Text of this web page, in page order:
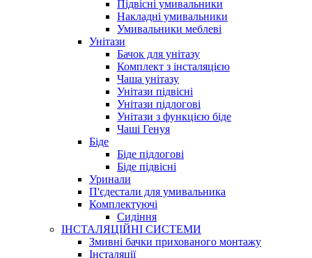
Підвісні умивальники
Накладні умивальники
Умивальники меблеві
Унітази
Бачок для унітазу
Комплект з інсталяцією
Чаша унітазу
Унітази підвісні
Унітази підлогові
Унітази з функцією біде
Чаші Генуя
Біде
Біде підлогові
Біде підвісні
Уринали
П'єдестали для умивальника
Комплектуючі
Сидіння
ІНСТАЛЯЦІЙНІ СИСТЕМИ
Змивні бачки прихованого монтажу
Інсталяції